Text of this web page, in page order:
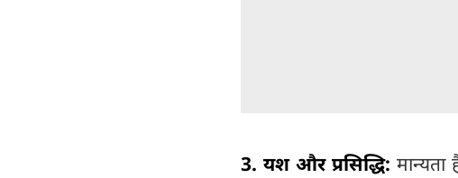
3. यश और प्रसिद्धि: